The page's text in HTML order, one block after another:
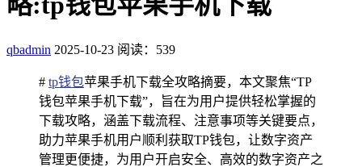
qbadmin 2025-10-23 阅读：539
# tp钱包苹果手机下载全攻略摘要，本文聚焦“TP
钱包苹果手机下载”，旨在为用户提供轻松掌握的
下载攻略，涵盖下载流程、注意事项等关键要点，
助力苹果手机用户顺利获取TP钱包，让数字资产
管理更便捷，为用户开启安全、高效的数字资产之